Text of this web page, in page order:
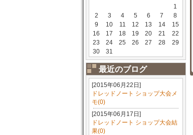
1
2
3 4 5 6 7
8
9
10 11 12 13 14
15
16
17 18 19 20 21
22
23
24 25 26 27 28
29
30
31
最近のブログ
[2015年06月22日]
ドレッドノート ショップ大会メ
モ(0)
[2015年06月17日]
ドレッドノート ショップ大会結
果(0)